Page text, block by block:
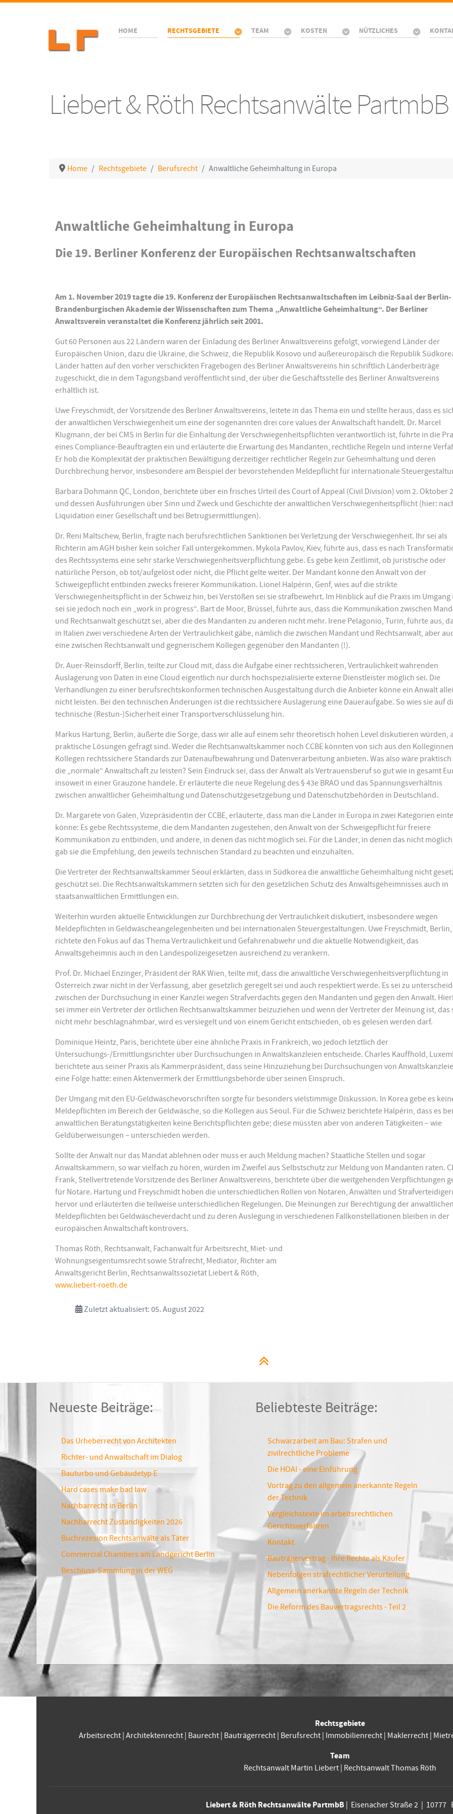
HOME RECHTSGEBIETE TEAM KOSTEN NÜTZLICHES
Liebert & Röth Rechtsanwälte PartmbB
Home Rechtsgebiete Berufsrecht Anwaltliche Geheimhaltung in Europa
Details
Anwaltliche Geheimhaltung in Europa
Die 19. Berliner Konferenz der Europäischen Rechtsanwaltschaften
Am 1. November 2019 tagte die 19. Konferenz der Europäischen Rechtsanwaltschaften im Leibniz-Saal der Berlin-
Brandenburgischen Akademie der Wissenschaften zum Thema „Anwaltliche Geheimhaltung“. Der Berliner
Anwaltsverein veranstaltet die Konferenz jährlich seit 2001.
Gut 60 Personen aus 22 Ländern waren der Einladung des Berliner Anwaltsvereins gefolgt, vorwiegend Länder der
Europäischen Union, dazu die Ukraine, die Schweiz, die Republik Kosovo und außereuropäisch die Republik
Länder hatten auf den vorher verschickten Fragebogen des Berliner Anwaltsvereins hin schriftlich Länderbeiträge
zugeschickt, die in dem Tagungsband veröffentlicht sind, der über die Geschäftsstelle des Berliner Anwaltsvereins
erhältlich ist.
Uwe Freyschmidt, der Vorsitzende des Berliner Anwaltsvereins, leitete in das Thema ein und stellte heraus, dass es
der anwaltlichen Verschwiegenheit um eine der sogenannten drei core values der Anwaltschaft handelt. Dr. Marcel
Klugmann, der bei CMS in Berlin für die Einhaltung der Verschwiegenheitspflichten verantwortlich ist, führte in die
eines Compliance-Beauftragten ein und erläuterte die Erwartung des Mandanten, rechtliche Regeln und interne
Er hob die Komplexität der praktischen Bewältigung derzeitiger rechtlicher Regeln zur Geheimhaltung und deren
Durchbrechung hervor, insbesondere am Beispiel der bevorstehenden Meldepflicht für internationale
Barbara Dohmann QC, London, berichtete über ein frisches Urteil des Court of Appeal (Civil Division) vom 2. Oktober
und dessen Ausführungen über Sinn und Zweck und Geschichte der anwaltlichen Verschwiegenheitspflicht (hier:
Liquidation einer Gesellschaft und bei Betrugsermittlungen).
Dr. Reni Maltschew, Berlin, fragte nach berufsrechtlichen Sanktionen bei Verletzung der Verschwiegenheit. Ihr sei als
Richterin am AGH bisher kein solcher Fall untergekommen. Mykola Pavlov, Kiev, führte aus, dass es nach
des Rechtssystems eine sehr starke Verschwiegenheitsverpflichtung gebe. Es gebe kein Zeitlimit, ob juristische oder
natürliche Person, ob tot/aufgelöst oder nicht, die Pflicht gelte weiter. Der Mandant könne den Anwalt von der
Schweigepflicht entbinden zwecks freierer Kommunikation. Lionel Halpérin, Genf, wies auf die strikte
Verschwiegenheitspflicht in der Schweiz hin, bei Verstößen sei sie strafbewehrt. Im Hinblick auf die Praxis im Umgang
sei sie jedoch noch ein „work in progress“. Bart de Moor, Brüssel, führte aus, dass die Kommunikation zwischen
und Rechtsanwalt geschützt sei, aber die des Mandanten zu anderen nicht mehr. Irene Pelagonio, Turin, führte aus,
in Italien zwei verschiedene Arten der Vertraulichkeit gäbe, nämlich die zwischen Mandant und Rechtsanwalt, aber
eine zwischen Rechtsanwalt und gegnerischem Kollegen gegenüber den Mandanten (!).
Dr. Auer-Reinsdorff, Berlin, teilte zur Cloud mit, dass die Aufgabe einer rechtssicheren, Vertraulichkeit wahrenden
Auslagerung von Daten in eine Cloud eigentlich nur durch hochspezialisierte externe Dienstleister möglich sei. Die
Verhandlungen zu einer berufsrechtskonformen technischen Ausgestaltung durch die Anbieter könne ein Anwalt
nicht leisten. Bei den technischen Änderungen ist die rechtssichere Auslagerung eine Daueraufgabe. So wies sie auf
technische (Restun-)Sicherheit einer Transportverschlüsselung hin.
Markus Hartung, Berlin, äußerte die Sorge, dass wir alle auf einem sehr theoretisch hohen Level diskutieren würden,
praktische Lösungen gefragt sind. Weder die Rechtsanwaltskammer noch CCBE könnten von sich aus den
Kollegen rechtssichere Standards zur Datenaufbewahrung und Datenverarbeitung anbieten. Was also wäre
die „normale“ Anwaltschaft zu leisten? Sein Eindruck sei, dass der Anwalt als Vertrauensberuf so gut wie in gesamt
insoweit in einer Grauzone handele. Er erläuterte die neue Regelung des § 43e BRAO und das Spannungsverhältnis
zwischen anwaltlicher Geheimhaltung und Datenschutzgesetzgebung und Datenschutzbehörden in Deutschland.
Dr. Margarete von Galen, Vizepräsidentin der CCBE, erläuterte, dass man die Länder in Europa in zwei Kategorien
könne: Es gebe Rechtssysteme, die dem Mandanten zugestehen, den Anwalt von der Schweigepflicht für freiere
Kommunikation zu entbinden, und andere, in denen das nicht möglich sei. Für die Länder, in denen das nicht
gab sie die Empfehlung, den jeweils technischen Standard zu beachten und einzuhalten.
Die Vertreter der Rechtsanwaltskammer Seoul erklärten, dass in Südkorea die anwaltliche Geheimhaltung nicht
geschützt sei. Die Rechtsanwaltskammern setzten sich für den gesetzlichen Schutz des Anwaltsgeheimnisses auch in
staatsanwaltlichen Ermittlungen ein.
Weiterhin wurden aktuelle Entwicklungen zur Durchbrechung der Vertraulichkeit diskutiert, insbesondere wegen
Meldepflichten in Geldwäscheangelegenheiten und bei internationalen Steuergestaltungen. Uwe Freyschmidt, Berlin,
richtete den Fokus auf das Thema Vertraulichkeit und Gefahrenabwehr und die aktuelle Notwendigkeit, das
Anwaltsgeheimnis auch in den Landespolizeigesetzen ausreichend zu verankern.
Prof. Dr. Michael Enzinger, Präsident der RAK Wien, teilte mit, dass die anwaltliche Verschwiegenheitsverpflichtung in
Österreich zwar nicht in der Verfassung, aber gesetzlich geregelt sei und auch respektiert werde. Es sei zu
zwischen der Durchsuchung in einer Kanzlei wegen Strafverdachts gegen den Mandanten und gegen den Anwalt.
sei immer ein Vertreter der örtlichen Rechtsanwaltskammer beizuziehen und wenn der Vertreter der Meinung ist, das
nicht mehr beschlagnahmbar, wird es versiegelt und von einem Gericht entschieden, ob es gelesen werden darf.
Dominique Heintz, Paris, berichtete über eine ähnliche Praxis in Frankreich, wo jedoch letztlich der
Untersuchungs-/Ermittlungsrichter über Durchsuchungen in Anwaltskanzleien entscheide. Charles Kauffhold,
berichtete aus seiner Praxis als Kammerpräsident, dass seine Hinzuziehung bei Durchsuchungen von
eine Folge hatte: einen Aktenvermerk der Ermittlungsbehörde über seinen Einspruch.
Der Umgang mit den EU-Geldwäschevorschriften sorgte für besonders vielstimmige Diskussion. In Korea gebe es
Meldepflichten im Bereich der Geldwäsche, so die Kollegen aus Seoul. Für die Schweiz berichtete Halpérin, dass es
anwaltlichen Beratungstätigkeiten keine Berichtspflichten gebe; diese müssten aber von anderen Tätigkeiten – wie
Geldüberweisungen – unterschieden werden.
Sollte der Anwalt nur das Mandat ablehnen oder muss er auch Meldung machen? Staatliche Stellen und sogar
Anwaltskammern, so war vielfach zu hören, würden im Zweifel aus Selbstschutz zur Meldung von Mandanten raten.
Frank, Stellvertretende Vorsitzende des Berliner Anwaltsvereins, berichtete über die weitgehenden Verpflichtungen
für Notare. Hartung und Freyschmidt hoben die unterschiedlichen Rollen von Notaren, Anwälten und
hervor und erläuterten die teilweise unterschiedlichen Regelungen. Die Meinungen zur Berechtigung der anwaltlichen
Meldepflichten bei Geldwäscheverdacht und zu deren Auslegung in verschiedenen Fallkonstellationen bleiben in der
europäischen Anwaltschaft kontrovers.
Thomas Röth, Rechtsanwalt, Fachanwalt für Arbeitsrecht, Miet- und
Wohnungseigentumsrecht sowie Strafrecht, Mediator, Richter am
Anwaltsgericht Berlin, Rechtsanwaltssozietät Liebert & Röth,
www.liebert-roeth.de
Zuletzt aktualisiert: 05. August 2022
Neueste Beiträge:
Das Urheberrecht von Architekten
Richter- und Anwaltschaft im Dialog
Bauturbo und Gebäudetyp E
Hard cases make bad law
Nachbarrecht in Berlin
Nachbarrecht Zuständigkeiten 2026
Buchrezesion Rechtsanwälte als Täter
Commercial Chambers am Landgericht Berlin
Beschluss-Sammlung in der WEG
Beliebteste Beiträge:
Schwarzarbeit am Bau: Strafen und
zivilrechtliche Probleme
Die HOAI - eine Einführung
Vortrag zu den allgemein anerkannte Regeln
der Technik
Vergleichstexte im arbeitsrechtlichen
Gerichtsverfahren
Kontakt
Bauträgervertrag - Ihre Rechte als Käufer
Nebenfolgen strafrechtlicher Verurteilung
Allgemein anerkannte Regeln der Technik
Die Reform des Bauvertragsrechts - Teil 2
Rechtsgebiete
Arbeitsrecht Architektenrecht Baurecht Bauträgerrecht Berufsrecht Immobilienrecht Maklerrecht
Team
Rechtsanwalt Martin Liebert| Rechtsanwalt Thomas Röth
Liebert & Röth Rechtsanwälte PartmbB| Eisenacher Straße 2 | 10777